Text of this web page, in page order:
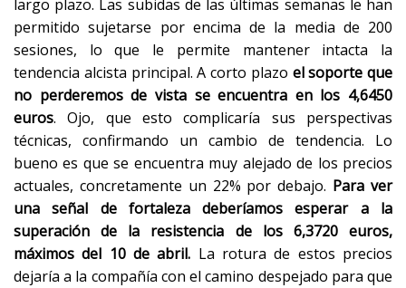
largo plazo. Las subidas de las últimas semanas le han
permitido sujetarse por encima de la media de 200
sesiones, lo que le permite mantener intacta la
tendencia alcista principal. A corto plazo el soporte que
no perderemos de vista se encuentra en los 4,6450
euros. Ojo, que esto complicaría sus perspectivas
técnicas, confirmando un cambio de tendencia. Lo
bueno es que se encuentra muy alejado de los precios
actuales, concretamente un 22% por debajo. Para ver
una señal de fortaleza deberíamos esperar a la
superación de la resistencia de los 6,3720 euros,
máximos del 10 de abril. La rotura de estos precios
dejaría a la compañía con el camino despejado para que